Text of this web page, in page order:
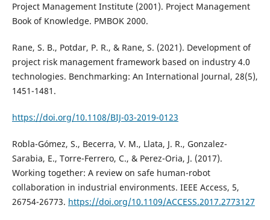
Project Management Institute (2001). Project Management
Book of Knowledge. PMBOK 2000.
Rane, S. B., Potdar, P. R., & Rane, S. (2021). Development of
project risk management framework based on industry 4.0
technologies. Benchmarking: An International Journal, 28(5),
1451-1481.
https://doi.org/10.1108/BIJ-03-2019-0123
Robla-Gómez, S., Becerra, V. M., Llata, J. R., Gonzalez-
Sarabia, E., Torre-Ferrero, C., & Perez-Oria, J. (2017).
Working together: A review on safe human-robot
collaboration in industrial environments. IEEE Access, 5,
26754-26773. https://doi.org/10.1109/ACCESS.2017.2773127